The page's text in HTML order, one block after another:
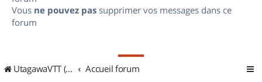
Vous ne pouvez pas supprimer vos messages dans ce
forum
UtagawaVTT (Randos VTT et VTTAE avec traces GPS) Accueil forum